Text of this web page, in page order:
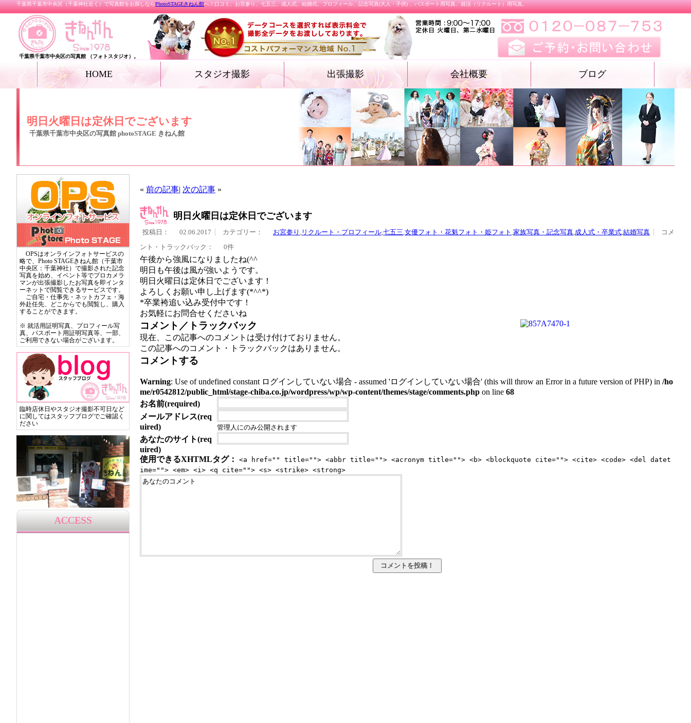
千葉県千葉市中央区（千葉神社近く）で写真館をお探しならPhotoSTAGEきねん館へ！口コミ、お宮参り、七五三、成人式、結婚式、プロフィール、記念写真(大人・子供) 、パスポート用写真、就活（リクルート）用写真。
千葉県千葉市中央区の写真館 （フォトスタジオ）。
HOME スタジオ撮影 出張撮影
結婚式
施設撮影（入園式・入学式ほか）
飲食店メニュー
会社概要 ブログ
明日火曜日は定休日でございます
千葉県千葉市中央区の写真館 photoSTAGE きねん館
OPSはオンラインフォトサービスの
略で、Photo STAGEきねん館（千葉市
中央区：千葉神社）で撮影された記念
写真を始め、イベント等でプロカメラ
マンが出張撮影したお写真を即インタ
ーネットで閲覧できるサービスです。
ご自宅・仕事先・ネットカフェ・海
外赴任先、どこからでも閲覧し、購入
することができます。
※ 就活用証明写真、プロフィール写
真、パスポート用証明写真等、一部、
ご利用できない場合がございます。
臨時店休日やスタジオ撮影不可日など
に関してはスタッフブログでご確認く
ださい
ACCESS
« 前の記事| 次の記事 »
明日火曜日は定休日でございます
投稿日： 02.06.2017 カテゴリー： お宮参り , リクルート・プロフィール,七五三,女優フォト・花魁フォト・姫フォト ,家族写真・記念写真,成人式・卒業式,結婚写真 コメ
ント・トラックバック： 0件
午後から強風になりましたね(^^ゞ
明日も午後は風が強いようです。
明日火曜日は定休日でございます！
よろしくお願い申し上げます(*^^*)
*卒業袴追い込み受付中です！
お気軽にお問合せくださいね
コメント／トラックバック
現在、この記事へのコメントは受け付けておりません。
この記事へのコメント・トラックバックはありません。
コメントする
Warning: Use of undefined constant ログインしていない場合 - assumed 'ログインしていない場合' (this will throw an Error in a future version of PHP) in /ho
me/r0542812/public_html/stage-chiba.co.jp/wordpress/wp/wp-content/themes/stage/comments.php on line 68
お名前(required)
メールアドレス(req
uired)
管理人にのみ公開されます
あなたのサイト(req
uired)
使用できるXHTMLタグ：
<a href="" title=""> <abbr title=""> <acronym title=""> <b> <blockquote cite=""> <cite> <code> <del datet
ime=""> <em> <i> <q cite=""> <s> <strike> <strong>